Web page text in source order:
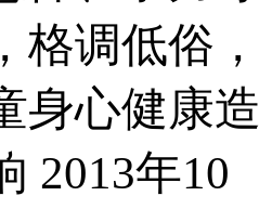
格调低俗，
身心健康造
2013年10